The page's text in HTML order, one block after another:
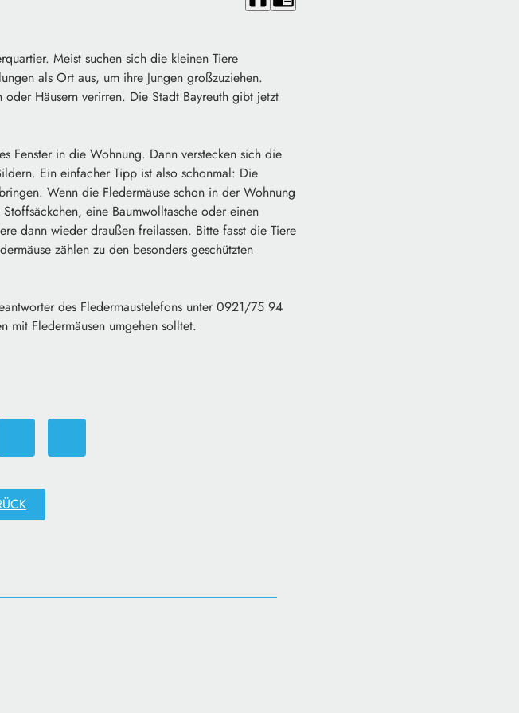
Meist suchen sich die kleinen Tiere
als Ort aus, um ihre Jungen großzuziehen.
Häusern verirren. Die Stadt Bayreuth gibt jetzt
Fenster in die Wohnung. Dann verstecken sich die
Ein einfacher Tipp ist also schonmal: Die
Wenn die Fledermäuse schon in der Wohnung
eine Baumwolltasche oder einen
dann wieder draußen freilassen. Bitte fasst die Tiere
zählen zu den besonders geschützten
des Fledermaustelefons unter 0921/75 94
mit Fledermäusen umgehen solltet.